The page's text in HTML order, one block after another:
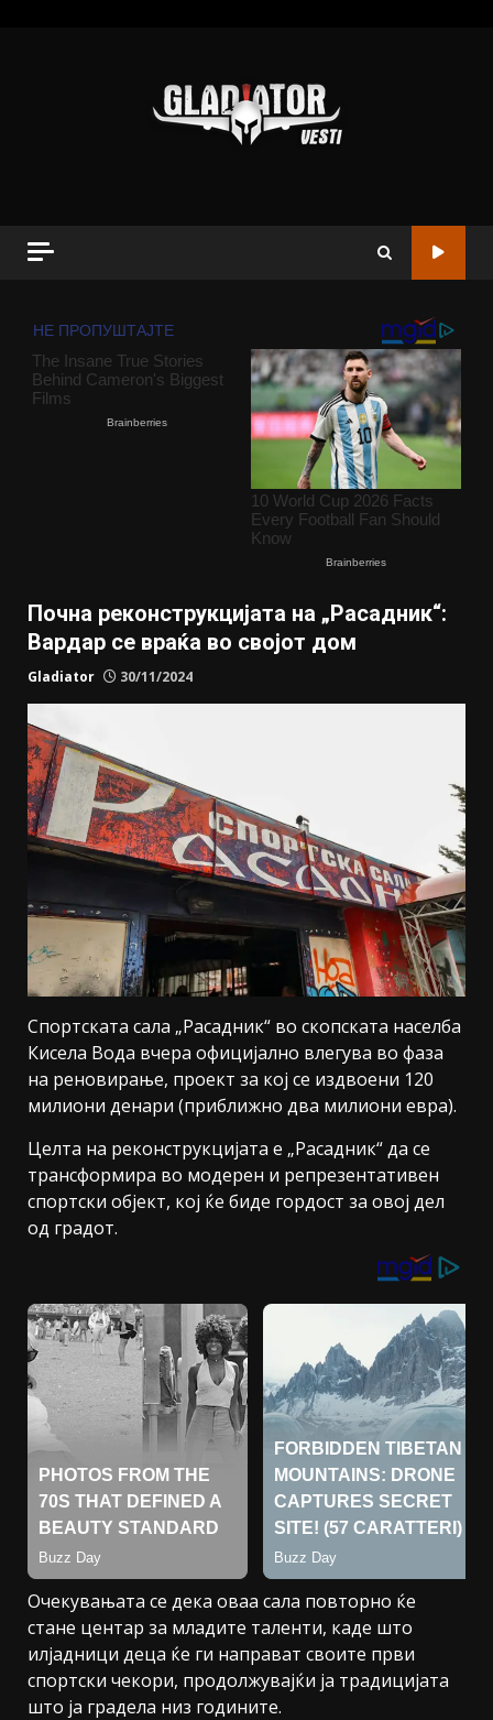
Почна реконструкцијата на „Расадник“:
Вардар се враќа во својот дом
Gladiator 30/11/2024
Спортската сала „Расадник“ во скопската населба
Кисела Вода вчера официјално влегува во фаза
на реновирање, проект за кој се издвоени 120
милиони денари (приближно два милиони евра).
Целта на реконструкцијата е „Расадник“ да се
трансформира во модерен и репрезентативен
спортски објект, кој ќе биде гордост за овој дел
од градот.
Очекувањата се дека оваа сала повторно ќе
стане центар за младите таленти, каде што
илјадници деца ќе ги направат своите први
спортски чекори, продолжувајќи ја традицијата
што ја градела низ годините.